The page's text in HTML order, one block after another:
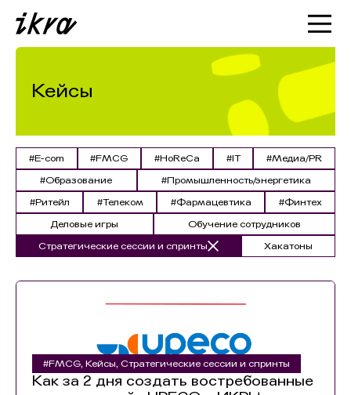
Познакомиться с ИКРОЙ
Кейсы
#E-com #FMCG #HoReCa #IT
#Медиа/PR
#Образование
#Промышленность/энергетика
#Ритейл
#Телеком #Фармацевтика
#Финтех
Деловые игры
Обучение сотрудников
Стратегические сессии и спринты
Хакатоны
#FMCG, Кейсы, Стратегические сессии и спринты
Как за 2 дня создать востребованные